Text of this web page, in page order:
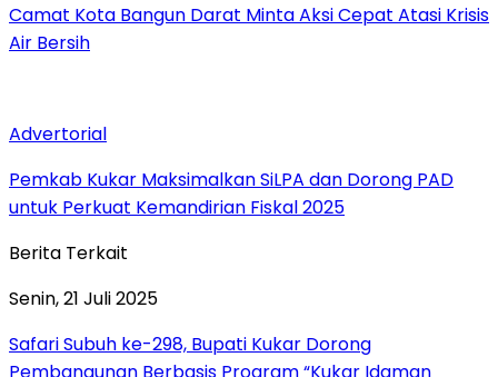
Camat Kota Bangun Darat Minta Aksi Cepat Atasi Krisis
Air Bersih
Advertorial
Pemkab Kukar Maksimalkan SiLPA dan Dorong PAD
untuk Perkuat Kemandirian Fiskal 2025
Berita Terkait
Senin, 21 Juli 2025
Safari Subuh ke-298, Bupati Kukar Dorong
Pembangunan Berbasis Program “Kukar Idaman